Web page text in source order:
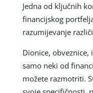
Jedna od ključnih
financijskog
razumijevanje
Dionice, obveznice,
samo neki od
možete razmotriti.